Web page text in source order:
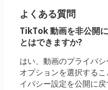
よくある質問
TikTok 動画を非公開
とはできますか?
はい、動画のプライバ
オプションを選択する
イバシー設定を公開に戻